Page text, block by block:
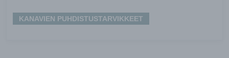
KANAVIEN PUHDISTUSTARVIKKEET